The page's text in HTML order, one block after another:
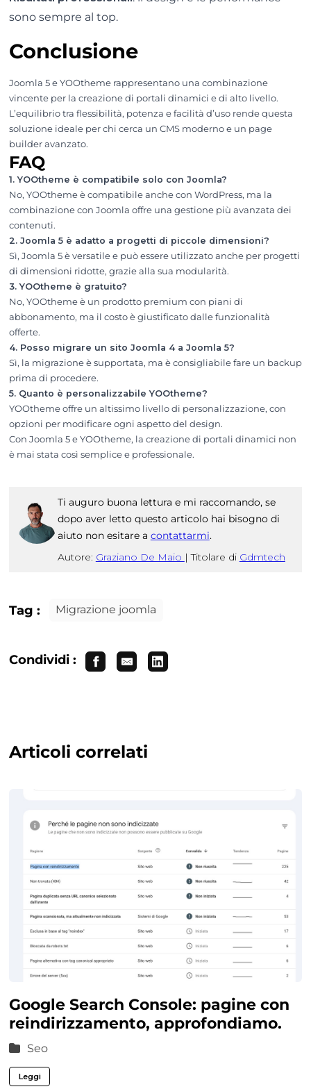
sono sempre al top.
Conclusione
Joomla 5 e YOOtheme rappresentano una combinazione
vincente per la creazione di portali dinamici e di alto livello.
L’equilibrio tra flessibilità, potenza e facilità d’uso rende questa
soluzione ideale per chi cerca un CMS moderno e un page
builder avanzato.
FAQ
1. YOOtheme è compatibile solo con Joomla?
No, YOOtheme è compatibile anche con WordPress, ma la
combinazione con Joomla offre una gestione più avanzata dei
contenuti.
2. Joomla 5 è adatto a progetti di piccole dimensioni?
Sì, Joomla 5 è versatile e può essere utilizzato anche per progetti
di dimensioni ridotte, grazie alla sua modularità.
3. YOOtheme è gratuito?
No, YOOtheme è un prodotto premium con piani di
abbonamento, ma il costo è giustificato dalle funzionalità
offerte.
4. Posso migrare un sito Joomla 4 a Joomla 5?
Sì, la migrazione è supportata, ma è consigliabile fare un backup
prima di procedere.
5. Quanto è personalizzabile YOOtheme?
YOOtheme offre un altissimo livello di personalizzazione, con
opzioni per modificare ogni aspetto del design.
Con Joomla 5 e YOOtheme, la creazione di portali dinamici non
è mai stata così semplice e professionale.
Ti auguro buona lettura e mi raccomando, se
dopo aver letto questo articolo hai bisogno di
aiuto non esitare a contattarmi.
Autore: Graziano De Maio | Titolare di Gdmtech
Tag : Migrazione joomla
Condividi :
Articoli correlati
Google Search Console: pagine con
reindirizzamento, approfondiamo.
Seo
Leggi